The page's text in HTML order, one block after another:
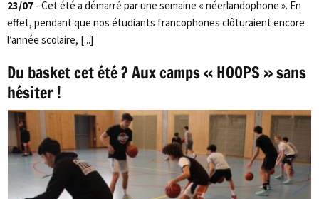
23/07 - Cet été a démarré par une semaine « néerlandophone ». En
effet, pendant que nos étudiants francophones clôturaient encore
l’année scolaire, [...]
Du basket cet été ? Aux camps « HOOPS » sans
hésiter !